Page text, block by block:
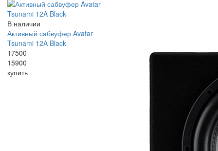
В наличии
Активный сабвуфер Avatar
Tsunami 12A Black
17500
15900
купить